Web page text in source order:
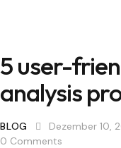
5 user-
analysis
BLOG Dezember 10,
0 Comments